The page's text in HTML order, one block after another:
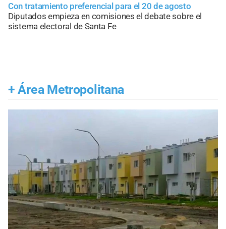
Con tratamiento preferencial para el 20 de agosto
Diputados empieza en comisiones el debate sobre el
sistema electoral de Santa Fe
+ Área Metropolitana